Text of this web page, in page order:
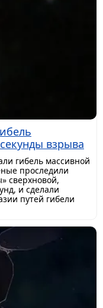
взрыва
гибель массивной
проследили
сверхновой,
и сделали
путей гибели